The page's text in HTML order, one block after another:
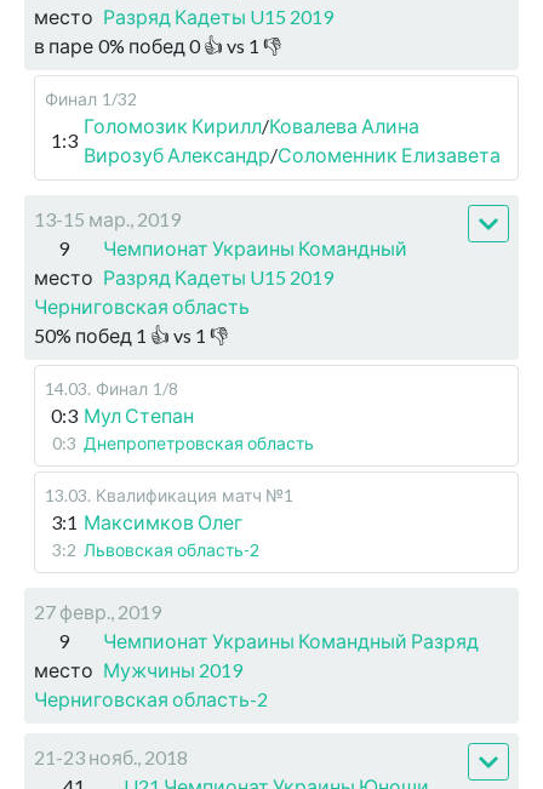
место Разряд Кадеты U15 2019
в паре 0% побед 0👍 vs 1 👎
Финал 1/32
1:3
Голомозик Кирилл/Ковалева Алина
Вирозуб Александр/Соломенник Елизавета
13-15 мар., 2019
9
место
Чемпионат Украины Командный
Разряд Кадеты U15 2019
Черниговская область
50% побед 1 👍 vs 1 👎
14.03. Финал 1/8
0:3 Мул Степан
0:3 Днепропетровская область
13.03. Квалификация матч №1
3:1 Максимков Олег
3:2 Львовская область-2
27 февр., 2019
9
место
Чемпионат Украины Командный Разряд
Мужчины 2019
Черниговская область-2
21-23 нояб., 2018